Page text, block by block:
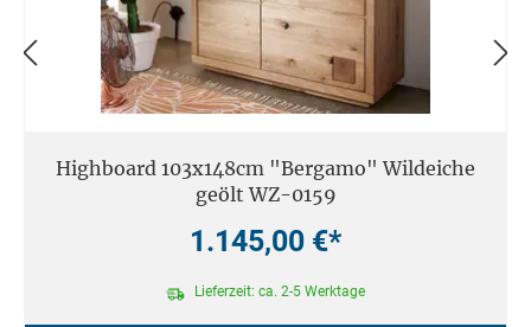
Highboard 103x148cm "Bergamo" Wildeiche
geölt WZ-0159
1.145,00 €*
Lieferzeit: ca. 2-5 Werktage